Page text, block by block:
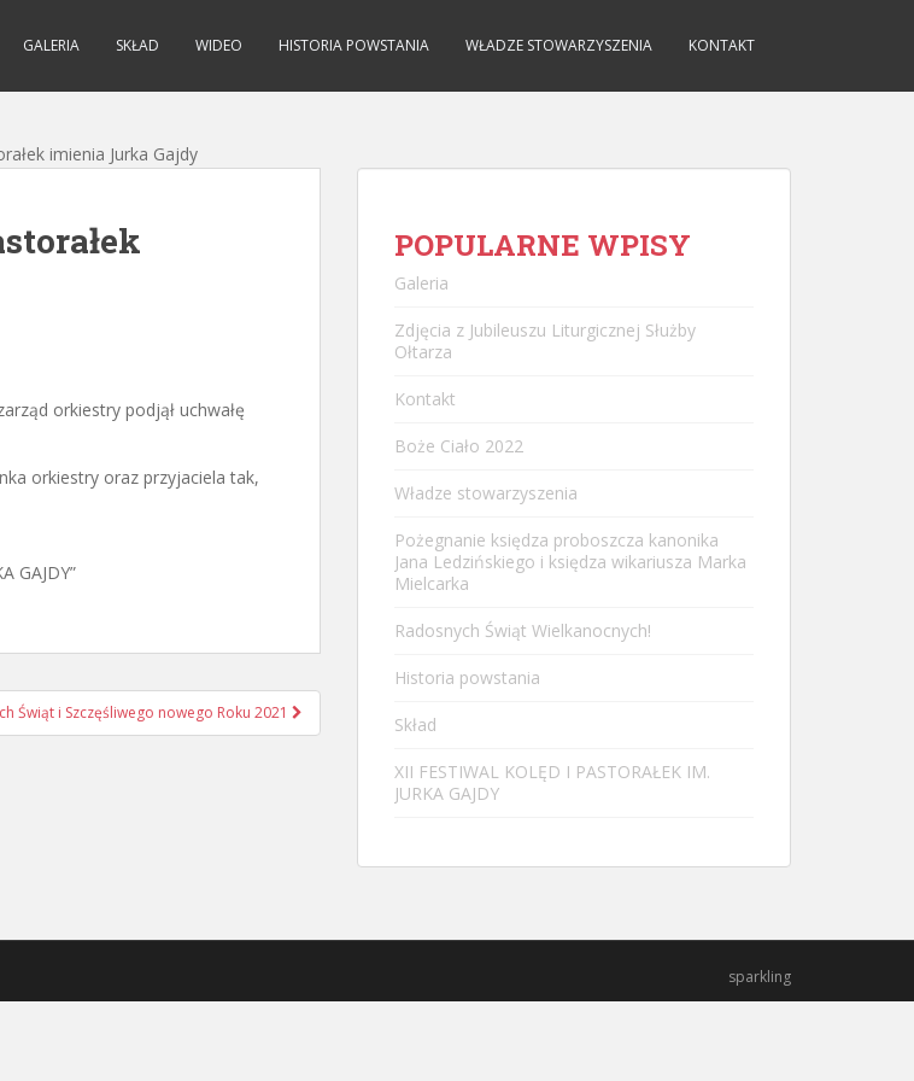
GALERIA SKŁAD WIDEO HISTORIA POWSTANIA WŁADZE STOWARZYSZENIA KONTAKT
imienia Jurka Gajdy
orkiestry podjął uchwałę
orkiestry oraz przyjaciela tak,
GAJDY”
Świąt i Szczęśliwego nowego Roku 2021
POPULARNE WPISY
Galeria
Zdjęcia z Jubileuszu Liturgicznej Służby
Ołtarza
Kontakt
Boże Ciało 2022
Władze stowarzyszenia
Pożegnanie księdza proboszcza kanonika
Jana Ledzińskiego i księdza wikariusza Marka
Mielcarka
Radosnych Świąt Wielkanocnych!
Historia powstania
Skład
XII FESTIWAL KOLĘD I PASTORAŁEK IM.
JURKA GAJDY
sparkling